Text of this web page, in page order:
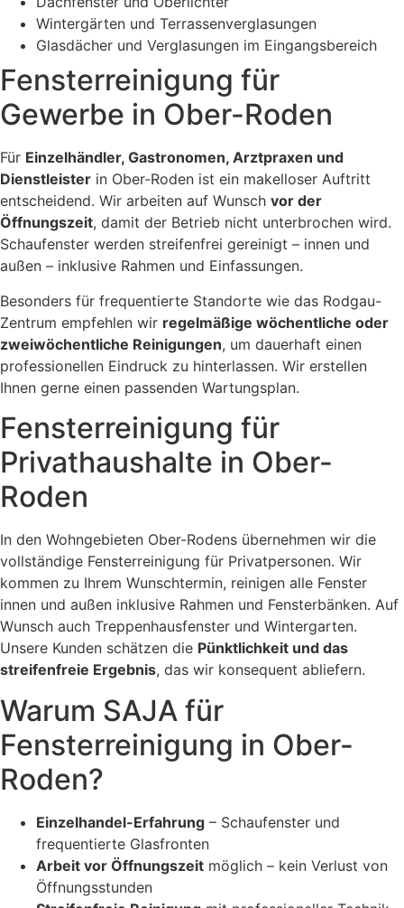
Wintergärten und Terrassenverglasungen
Glasdächer und Verglasungen im Eingangsbereich
Fensterreinigung für
Gewerbe in Ober-Roden
Für Einzelhändler, Gastronomen, Arztpraxen und
Dienstleister in Ober-Roden ist ein makelloser Auftritt
entscheidend. Wir arbeiten auf Wunsch vor der
Öffnungszeit, damit der Betrieb nicht unterbrochen wird.
Schaufenster werden streifenfrei gereinigt – innen und
außen – inklusive Rahmen und Einfassungen.
Besonders für frequentierte Standorte wie das Rodgau-
Zentrum empfehlen wir regelmäßige wöchentliche oder
zweiwöchentliche Reinigungen, um dauerhaft einen
professionellen Eindruck zu hinterlassen. Wir erstellen
Ihnen gerne einen passenden Wartungsplan.
Fensterreinigung für
Privathaushalte in Ober-
Roden
In den Wohngebieten Ober-Rodens übernehmen wir die
vollständige Fensterreinigung für Privatpersonen. Wir
kommen zu Ihrem Wunschtermin, reinigen alle Fenster
innen und außen inklusive Rahmen und Fensterbänken. Auf
Wunsch auch Treppenhausfenster und Wintergarten.
Unsere Kunden schätzen die Pünktlichkeit und das
streifenfreie Ergebnis, das wir konsequent abliefern.
Warum SAJA für
Fensterreinigung in Ober-
Roden?
Einzelhandel-Erfahrung – Schaufenster und
frequentierte Glasfronten
Arbeit vor Öffnungszeit möglich – kein Verlust von
Öffnungsstunden